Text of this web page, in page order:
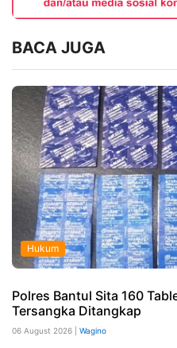
BACA JUGA
Hukum
Polres Bantul Sita 160
Tersangka Ditangkap
06 August 2026 | Wagino